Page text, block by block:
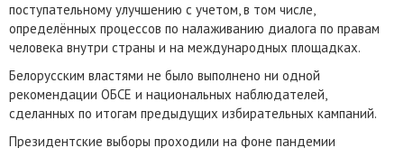
поступательному улучшению с учетом, в том числе,
определённых процессов по налаживанию диалога по правам
человека внутри страны и на международных площадках.
Белорусским властями не было выполнено ни одной
рекомендации ОБСЕ и национальных наблюдателей,
сделанных по итогам предыдущих избирательных кампаний.
Президентские выборы проходили на фоне пандемии